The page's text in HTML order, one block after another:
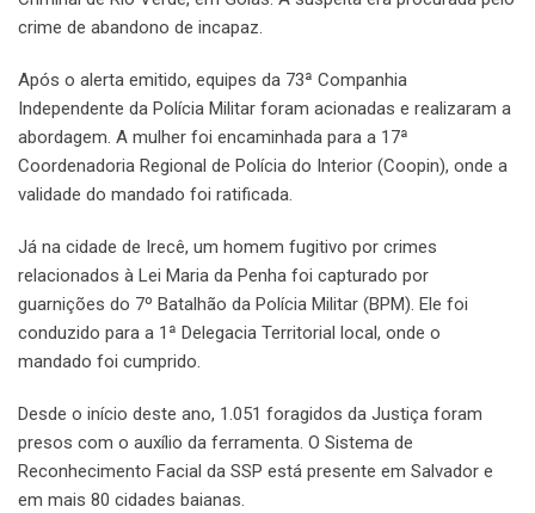
crime de abandono de incapaz.
Após o alerta emitido, equipes da 73ª Companhia
Independente da Polícia Militar foram acionadas e realizaram a
abordagem. A mulher foi encaminhada para a 17ª
Coordenadoria Regional de Polícia do Interior (Coopin), onde a
validade do mandado foi ratificada.
Já na cidade de Irecê, um homem fugitivo por crimes
relacionados à Lei Maria da Penha foi capturado por
guarnições do 7º Batalhão da Polícia Militar (BPM). Ele foi
conduzido para a 1ª Delegacia Territorial local, onde o
mandado foi cumprido.
Desde o início deste ano, 1.051 foragidos da Justiça foram
presos com o auxílio da ferramenta. O Sistema de
Reconhecimento Facial da SSP está presente em Salvador e
em mais 80 cidades baianas.